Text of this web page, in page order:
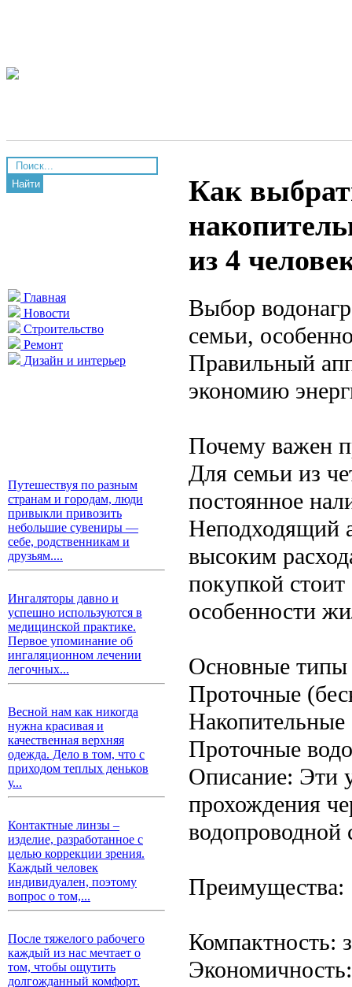
Найти
Главная
Новости
Строительство
Ремонт
Дизайн и интерьер
Путешествуя по разным
странам и городам, люди
привыкли привозить
небольшие сувениры —
себе, родственникам и
друзьям....
Ингаляторы давно и
успешно используются в
медицинской практике.
Первое упоминание об
ингаляционном лечении
легочных...
Весной нам как никогда
нужна красивая и
качественная верхняя
одежда. Дело в том, что с
приходом теплых деньков
у...
Контактные линзы –
изделие, разработанное с
целью коррекции зрения.
Каждый человек
индивидуален, поэтому
вопрос о том,...
После тяжелого рабочего
каждый из нас мечтает о
том, чтобы ощутить
долгожданный комфорт.
Как
из 4
Выбор
семьи,
Правильный
экономию
Почему важен
Для семьи из
постоянное
Неподходящий
высоким
покупкой
особенности
Основные типы
Проточные
Накопительные
Проточные
Описание: Эти
прохождения
водопроводной
Преимущества:
Компактность: